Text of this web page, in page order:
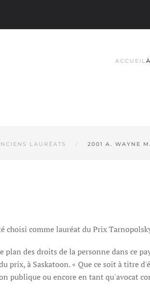
ACCUEIL
LAURÉATS 2001 A. WAYNE
choisi comme lauréat du Prix
des droits de la personne dans ce
prix, à Saskatoon. « Que ce soit à titre
publique ou encore en tant qu'avocat